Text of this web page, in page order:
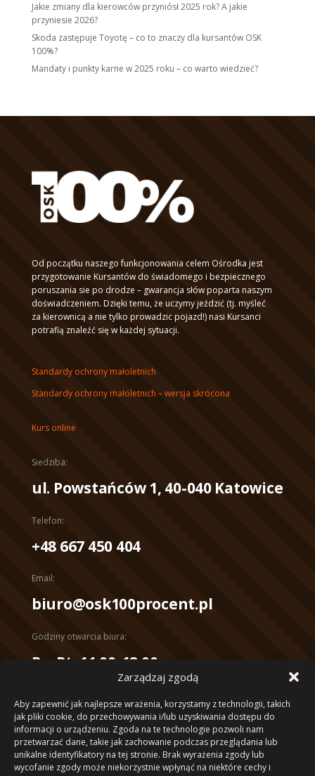
Zarządzaj zgodą
Aby zapewnić jak najlepsze wrażenia, korzystamy z technologii, takich
jak pliki cookie, do przechowywania i/lub uzyskiwania dostępu do
informacji o urządzeniu. Zgoda na te technologie pozwoli nam
przetwarzać dane, takie jak zachowanie podczas przeglądania lub
unikalne identyfikatory na tej stronie. Brak wyrażenia zgody lub
wycofanie zgody może niekorzystnie wpłynąć na niektóre cechy i
Jakie zmiany dla kierowców przyniósł 2025 rok? A jakie
przyniesie 2026?
Skoda zastępuje Toyotę – co to znaczy dla kursantów OSK
100%?
Mandaty i punkty karne w 2025 roku – co warto wiedzieć?
Od początku naszego funkcjonowania celem Ośrodka jest
przygotowanie Kursantów do świadomego i bezpiecznego
poruszania sie po drodze – gwarancja słów poparta naszym
doświadczeniem. Dzięki temu, że uczymy jeździć (tj. myśleć
za kierownicą a nie tylko prowadzic pojazd!) nasi Kursanci
potrafią znaleźć się w każdej sytuacji.
Standardy ochrony małoletnich
Standardy ochrony małoletnich – wersja skrócona
Kurs online
Siedziba:
ul. Powstańców 1, 40-040 Katowice
Telefon:
+48 667 450 404
Email:
biuro@osk100procent.pl
Godziny otwarcia biura:
Pn-Pt, 11:00-18:00
mBank 10 1140 2017 0000 4102
1053 4040